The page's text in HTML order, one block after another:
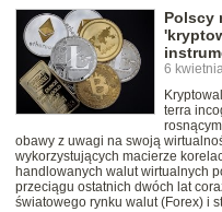
Polscy
6
terra
obawy z uwagi na swoją
wykorzystujących macierze
handlowanych walut wirtualnych
przeciągu ostatnich dwóch lat
światowego rynku walut (Forex) i